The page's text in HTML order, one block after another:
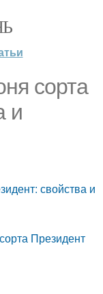
сорта
и
свойства и
Президент